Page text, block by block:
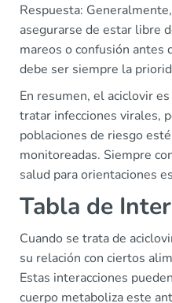
Respuesta:
asegurarse de estar libre
mareos o confusión antes
debe ser siempre la
En resumen, el aciclovir
tratar infecciones virales,
poblaciones de riesgo
monitoreadas. Siempre
salud para orientaciones
Tabla de
Cuando se trata de
su relación con ciertos
Estas interacciones
cuerpo metaboliza este